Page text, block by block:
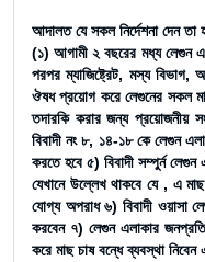
আদালত যে সকল নির্দেশনা দেন
(১) আগামী ২ বছরের মধ্য লেগুন
পরপর ম্যাজিষ্ট্রেট, মস্য বিভাগ,
ঔষধ প্রয়োগ করে লেগুনের সকল
তদারকি করার জন্য প্রয়োজনীয়
বিবাদী নং ৮, ১৪-১৮ কে লেগুন
করতে হবে ৫) বিবাদী সম্পুর্ন
যেখানে উল্লেখ থাকবে যে , এ
যোগ্য অপরাধ ৬) বিবাদী ওয়াসা
করবেন ৭) লেগুন এলাকার
করে মাছ চাষ বন্ধে ব্যবস্থা